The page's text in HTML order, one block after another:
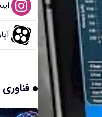
فناوری